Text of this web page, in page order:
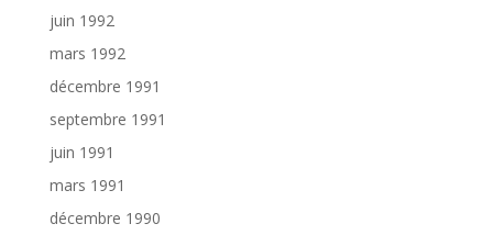
juin 1992
mars 1992
décembre 1991
septembre 1991
juin 1991
mars 1991
décembre 1990